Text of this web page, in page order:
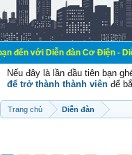
Diễn đàn Cơ Điện - Diễn đàn
Nếu đây là lần đầu tiên bạn
để trở thành thành viên để
Trang chủ Diễn đàn